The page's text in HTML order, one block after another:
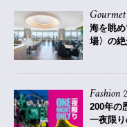
Gourmet
海を眺
場〉の絶
Fashion
200年の
一夜限